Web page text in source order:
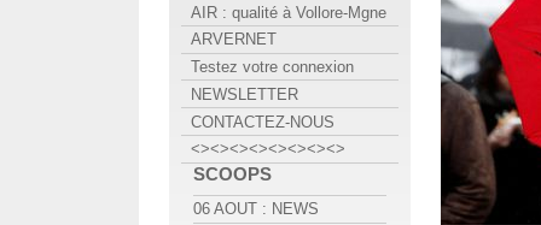
AIR : qualité à Vollore-Mgne
ARVERNET
Testez votre connexion
NEWSLETTER
CONTACTEZ-NOUS
<><><><><><><><>
SCOOPS
06 AOUT : NEWS